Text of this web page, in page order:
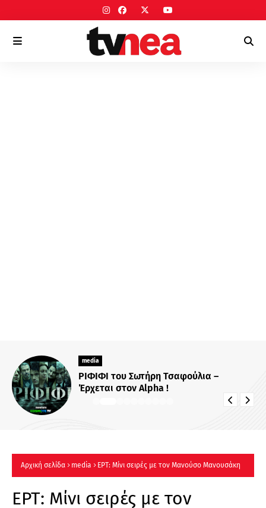
media
ΡΙΦΙΦΙ του Σωτήρη Τσαφούλια –
Έρχεται στον Alpha !
Αρχική σελίδα media ΕΡΤ: Μίνι σειρές με τον Μανούσο Μανουσάκη
ΕΡΤ: Μίνι σειρές με τον